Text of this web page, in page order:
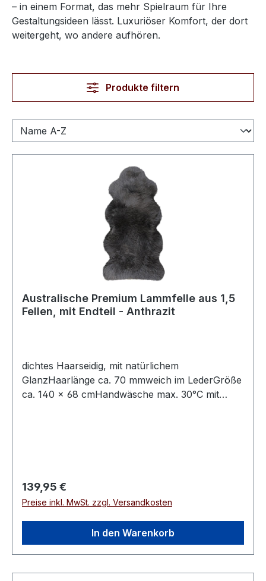
– in einem Format, das mehr Spielraum für Ihre
Gestaltungsideen lässt. Luxuriöser Komfort, der dort
weitergeht, wo andere aufhören.
Produkte filtern
Australische Premium Lammfelle aus 1,5
Fellen, mit Endteil - Anthrazit
dichtes Haarseidig, mit natürlichem
GlanzHaarlänge ca. 70 mmweich im LederGröße
ca. 140 × 68 cmHandwäsche max. 30°C mit
Regulärer Preis:
139,95 €
Preise inkl. MwSt. zzgl. Versandkosten
In den Warenkorb